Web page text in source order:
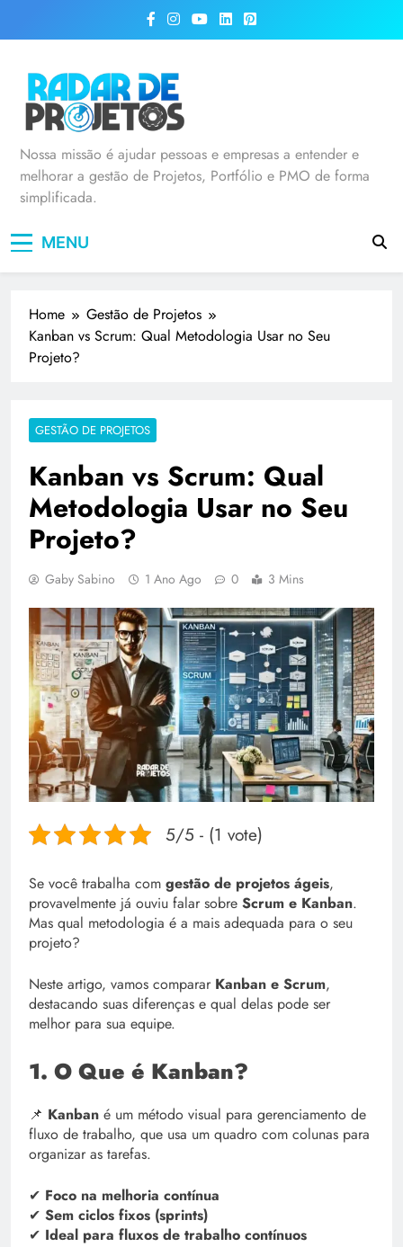
Radar de Projetos
Nossa missão é ajudar pessoas e empresas a entender e
melhorar a gestão de Projetos, Portfólio e PMO de forma
simplificada.
MENU
Home
Gestão de Projetos
Kanban vs Scrum: Qual Metodologia Usar no Seu
Projeto?
GESTÃO DE PROJETOS
Kanban vs Scrum: Qual
Metodologia Usar no Seu
Projeto?
Gaby Sabino 1 Ano Ago 0 3 Mins
5/5 - (1 vote)
Se você trabalha com gestão de projetos ágeis,
provavelmente já ouviu falar sobre Scrum e Kanban.
Mas qual metodologia é a mais adequada para o seu
projeto?
Neste artigo, vamos comparar Kanban e Scrum,
destacando suas diferenças e qual delas pode ser
melhor para sua equipe.
1. O Que é Kanban?
📌 Kanban é um método visual para gerenciamento de
fluxo de trabalho, que usa um quadro com colunas para
organizar as tarefas.
✔ Foco na melhoria contínua
✔ Sem ciclos fixos (sprints)
✔ Ideal para fluxos de trabalho contínuos